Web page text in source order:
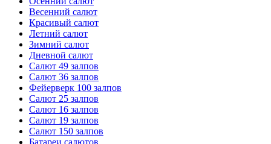
Весенний салют
Красивый салют
Летний салют
Зимний салют
Дневной салют
Салют 49 залпов
Салют 36 залпов
Фейерверк 100 залпов
Салют 25 залпов
Салют 16 залпов
Салют 19 залпов
Салют 150 залпов
Батареи салютов